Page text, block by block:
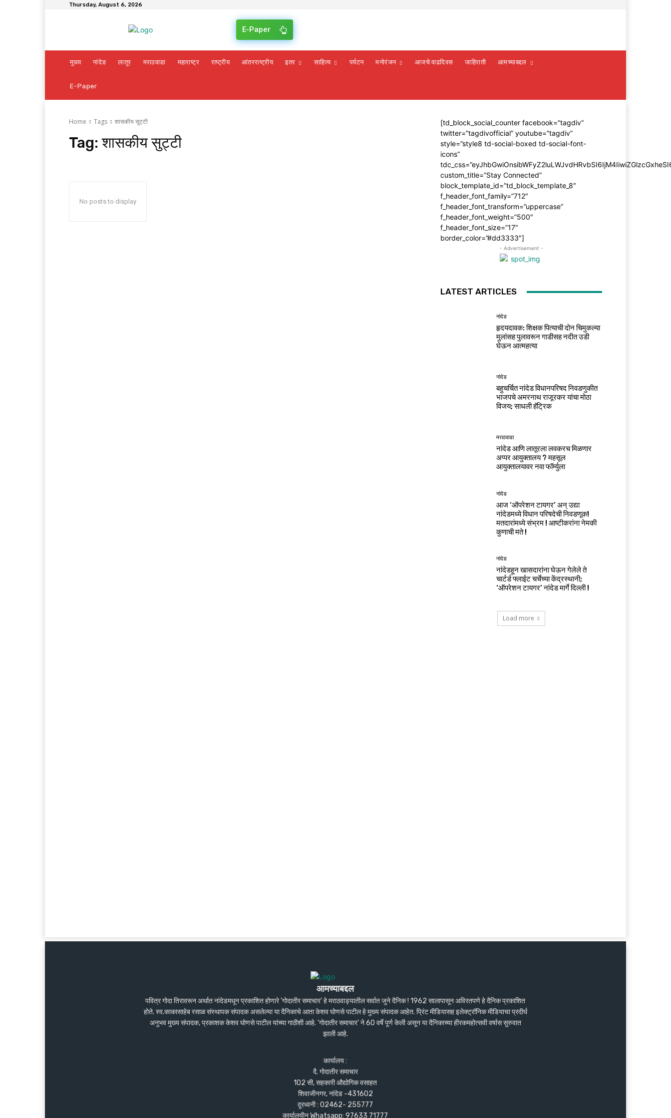
Thursday, August 6, 2026
E-Paper
मुख्य नांदेड लातूर मराठवाडा महाराष्ट्र राष्ट्रीय आंतरराष्ट्रीय इतर साहित्य पर्यटन मनोरंजन आजचे वाढदिवस जाहिराती आमच्याबद्दल
E-Paper
Home Tags शासकीय सुट्टी
Tag:शासकीय सुट्टी
No posts to display
[td_block_social_counter facebook=”tagdiv”
twitter=”tagdivofficial” youtube=”tagdiv”
style=”style8 td-social-boxed td-social-font-
icons”
custom_title=”Stay Connected”
block_template_id=”td_block_template_8″
f_header_font_family=”712″
f_header_font_transform=”uppercase”
f_header_font_weight=”500″
f_header_font_size=”17″
border_color=”#dd3333″]
- Advertisement -
LATEST ARTICLES
नांदेड
हृदयदावक: शिक्षक पित्याची दोन चिमुकल्या
मुलांसह पुलावरून गाडीसह नदीत उडी
घेऊन आत्महत्या
नांदेड
बहुचर्चित नांदेड विधानपरिषद निवडणुकीत
भाजपचे अमरनाथ राजूरकर यांचा मोठा
विजय; साधली हॅट्रिक
मराठवाडा
नांदेड आणि लातूरला लवकरच मिळणार
अप्पर आयुक्तालय ? महसूल
आयुक्तालयावर नवा फॉर्म्युला
नांदेड
आज ‘ऑपरेशन टायगर’ अन् उद्या
नांदेडमध्ये विधान परिषदेची निवडणूक!
मतदारांमध्ये संभ्रम ! आष्टीकरांना नेमकी
कुणाची मते !
नांदेड
नांदेडहून खासदारांना घेऊन गेलेले ते
चार्टर्ड फ्लाईट चर्चेच्या केंद्रस्थानी;
‘ऑपरेशन टायगर’ नांदेड मार्गे दिल्ली !
Load more
आमच्याबद्दल
पवित्र गोदा तिरावरून अर्थात नांदेडमधून प्रकाशित होणारे 'गोदातीर समाचार' हे मराठवाड्यातील सर्वात जुने दैनिक ! 1962 सालापासून अविरतपणे हे दैनिक प्रकाशित
होते. स्व.काकासाहेब रसाळ संस्थापक संपादक असलेल्या या दैनिकाचे आता केशव घोणसे पाटील हे मुख्य संपादक आहेत. प्रिंट मीडियासह इलेक्ट्रॉनिक मीडियाचा प्रदीर्घ
अनुभव मुख्य संपादक, प्रकाशक केशव घोणसे पाटील यांच्या गाठीशी आहे. 'गोदातीर समाचार' ने 60 वर्षे पूर्ण केली असून या दैनिकाच्या हीरकमहोत्सवी वर्षास सुरुवात
झाली आहे.
कार्यालय :
दै. गोदातीर समाचार
102 सी, सहकारी औद्योगिक वसाहत
शिवाजीनगर, नांदेड -431602
दूरध्वनी : 02462- 255777
कार्यालयीन Whatsapp: 97633 71777